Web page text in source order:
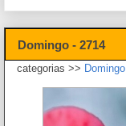
Domingo - 2714
categorias >> Domingo